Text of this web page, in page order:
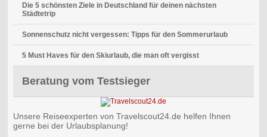
Die 5 schönsten Ziele in Deutschland für deinen nächsten
Städtetrip
Sonnenschutz nicht vergessen: Tipps für den Sommerurlaub
5 Must Haves für den Skiurlaub, die man oft vergisst
Beratung vom Testsieger
Unsere Reiseexperten von Travelscout24.de helfen Ihnen
gerne bei der Urlaubsplanung!